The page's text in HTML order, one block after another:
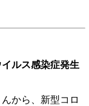
ルス感染症発生
から、新型コロ